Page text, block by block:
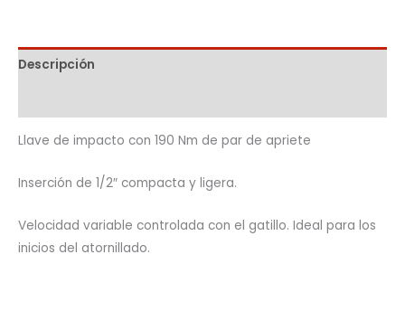
Descripción
Llave de impacto con 190 Nm de par de apriete
Inserción de 1/2″ compacta y ligera.
Velocidad variable controlada con el gatillo. Ideal para los
inicios del atornillado.